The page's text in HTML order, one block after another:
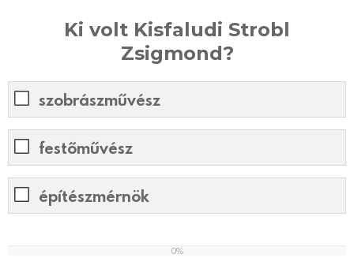
Ki volt Kisfaludi Strobl
Zsigmond?
szobrászművész
festőművész
építészmérnök
0%